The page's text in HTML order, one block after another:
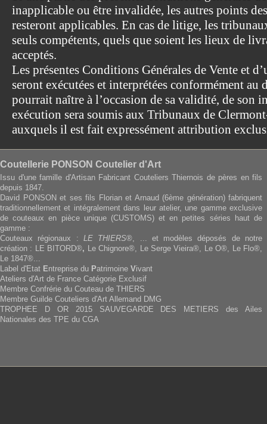
inapplicable ou être invalidée, les autres points
resteront applicables. En cas de litige, les
seuls compétents, quels que soient les lieux de
acceptés.
Les présentes Conditions Générales de Vente et
seront exécutées et interprétées conformément
pourrait naître à l’occasion de sa validité, de son
exécution sera soumis aux Tribunaux de
auxquels il est fait expressément attribution
Coutellerie PONSON Coutelier d'Art
Issu d'une famille d'Artisan Fabricant Couteliers Thiernois de pères en fils
depuis 1847.
David PONSON et ses fils Florian et Arnaud (6ème génération) fabriquent
traditionnellement et intégralement dans leur atelier, une gamme exclusive
de couteaux en pièce unique (CUSTOMS) et en petites séries haut de
gamme :
Couteaux régionaux : LE THIERS®, ... et modèles déposés de notre
création : LE BITORD®, Le Chignore®, Le Serge Vieira®, Le O®, Le Flo®,
Le 1847®...
Label d'Etat Entreprise du Patrimoine Vivant
Ateliers d'Art de France Catégorie Exclusif
Membre Confrérie du Couteau de THIERS
Membre Guilde Couteliers d'Art Allemand DMG
TROPHEE D OR 2015 SAUVEGARDE DES METIERS des Ailes
Nationales des TPE du CGA